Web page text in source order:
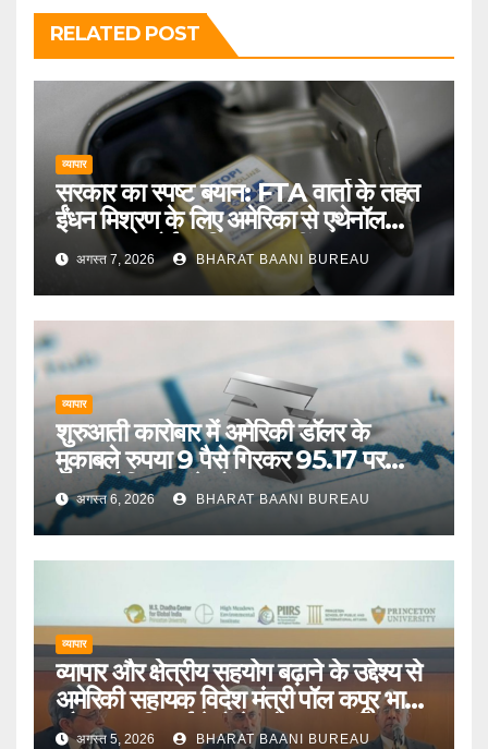
RELATED POST
व्यापार
सरकार का स्पष्ट बयान: FTA वार्ता के तहत
ईंधन मिश्रण के लिए अमेरिका से एथेनॉल
आयात पर कोई प्रतिबद्धता नहीं
अगस्त 7, 2026 BHARAT BAANI BUREAU
व्यापार
शुरुआती कारोबार में अमेरिकी डॉलर के
मुकाबले रुपया 9 पैसे गिरकर 95.17 पर
पहुंचा, वैश्विक संकेतों का असर
अगस्त 6, 2026 BHARAT BAANI BUREAU
व्यापार
व्यापार और क्षेत्रीय सहयोग बढ़ाने के उद्देश्य से
अमेरिकी सहायक विदेश मंत्री पॉल कपूर भारत
और मध्य एशियाई देशों के दौरे पर जाएंगे
अगस्त 5, 2026 BHARAT BAANI BUREAU